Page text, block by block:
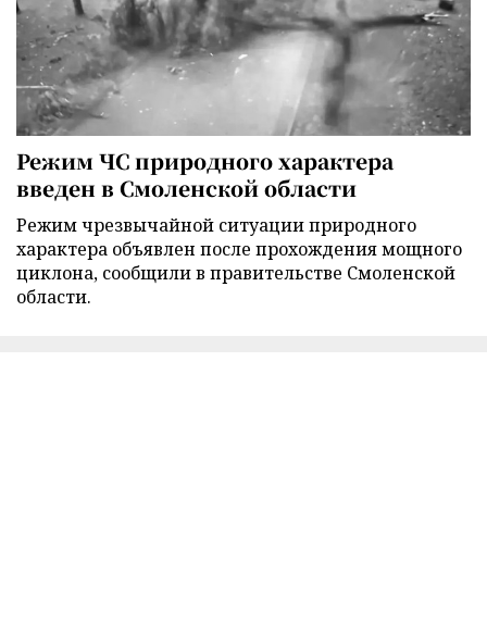
Режим ЧС природного характера
введен в Смоленской области
Режим чрезвычайной ситуации природного
характера объявлен после прохождения мощного
циклона, сообщили в правительстве Смоленской
области.